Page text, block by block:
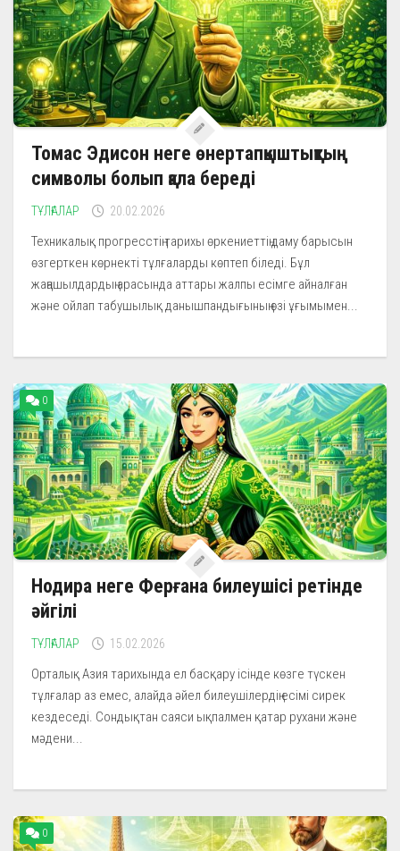
Томас Эдисон неге өнертапқыштықтың
символы болып қала береді
ТҰЛҒАЛАР 20.02.2026
Техникалық прогресстің тарихы өркениеттің даму барысын
өзгерткен көрнекті тұлғаларды көптеп біледі. Бұл
жаңашылдардың арасында аттары жалпы есімге айналған
және ойлап табушылық данышпандығының өзі ұғымымен...
0
Нодира неге Ферғана билеушісі ретінде
әйгілі
ТҰЛҒАЛАР 15.02.2026
Орталық Азия тарихында ел басқару ісінде көзге түскен
тұлғалар аз емес, алайда әйел билеушілердің есімі сирек
кездеседі. Сондықтан саяси ықпалмен қатар рухани және
мәдени...
0